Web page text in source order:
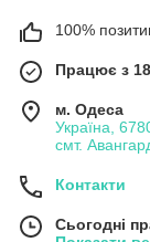
100%
Працює з
м. Одеса
Україна,
смт.
Контакти
Сьогодні